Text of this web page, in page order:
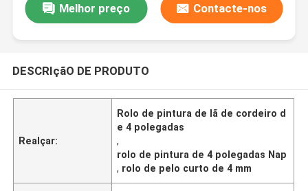
Melhor preço Contacte-nos
DESCRIçãO DE PRODUTO
Realçar:
Rolo de pintura de lã de cordeiro d
e 4 polegadas
,
rolo de pintura de 4 polegadas Nap
, rolo de pelo curto de 4 mm